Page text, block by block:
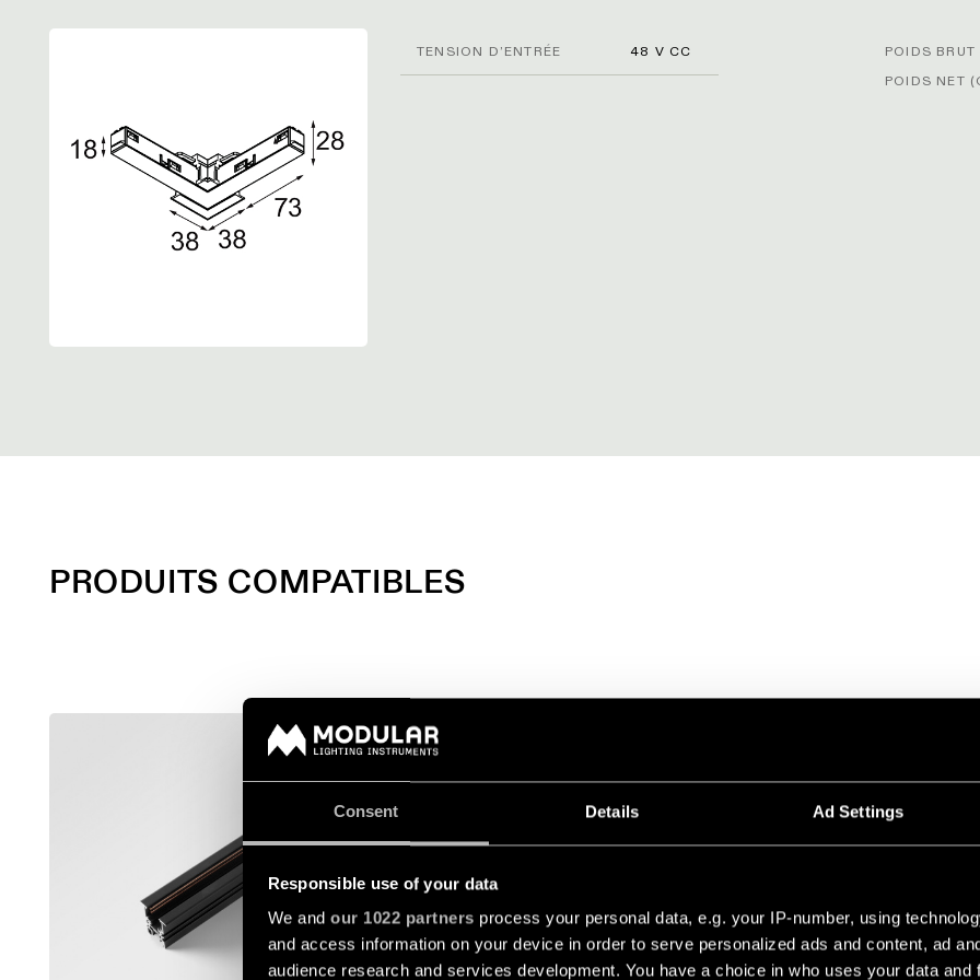
Consent Details Ad Settings
Responsible use of your data
We and our 1022 partners process your personal data, e.g. your IP-number, using
and access information on your device in order to serve personalized ads and content, ad
audience research and services development. You have a choice in who uses your data and
TENSION D’ENTRÉE 48 V CC POIDS BRUT
POIDS NET
PRODUITS COMPATIBLES
TRACK 48V PROFILE RECESSED
13419232 2000 BLACK STRUCTURE
13419332 3000 BLACK STRUCTURE